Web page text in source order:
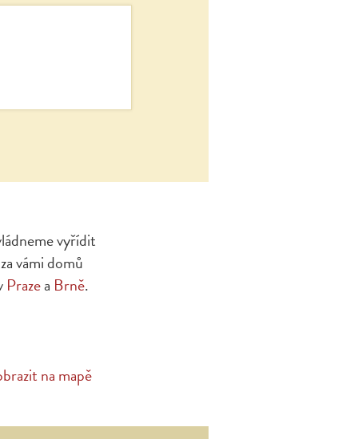
vyřídit
vámi domů
Prazea Brně.
na mapě